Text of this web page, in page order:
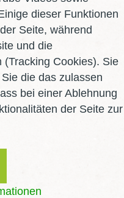
dieser Funktionen
Seite, während
und die
(Tracking Cookies). Sie
die das zulassen
bei einer Ablehnung
der Seite zur